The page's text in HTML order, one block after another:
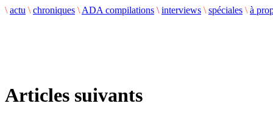
\ actu \ chroniques \ ADA compilations \ interviews \ spéciales \ à
Articles suivants